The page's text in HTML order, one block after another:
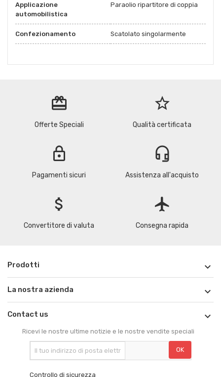
Applicazione
automobilistica
Paraolio ripartitore di coppia
Confezionamento Scatolato singolarmente
redeem
Offerte Speciali
star_border
Qualità certificata
lock
Pagamenti sicuri
headset_mic
Assistenza all'acquisto
attach_money
Convertitore di valuta
flight
Consegna rapida
Prodotti 
La nostra azienda 
Contact us 
Ricevi le nostre ultime notizie e le nostre vendite speciali
Controllo di sicurezza